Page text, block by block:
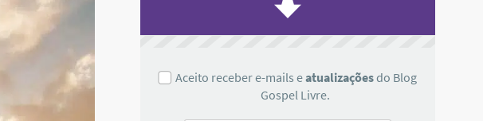
Aceito receber e-mails eatualizaçõesdo Blog
Gospel Livre.